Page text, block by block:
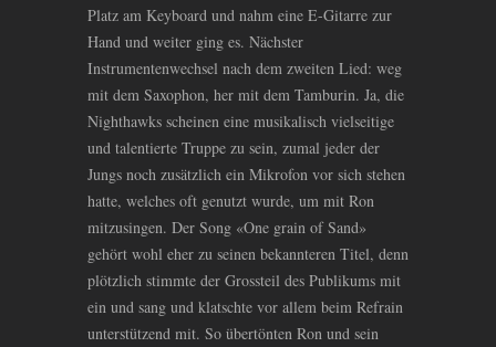
Platz am Keyboard und nahm eine E-Gitarre zur
Hand und weiter ging es. Nächster
Instrumentenwechsel nach dem zweiten Lied: weg
mit dem Saxophon, her mit dem Tamburin. Ja, die
Nighthawks scheinen eine musikalisch vielseitige
und talentierte Truppe zu sein, zumal jeder der
Jungs noch zusätzlich ein Mikrofon vor sich stehen
hatte, welches oft genutzt wurde, um mit Ron
mitzusingen. Der Song «One grain of Sand»
gehört wohl eher zu seinen bekannteren Titel, denn
plötzlich stimmte der Grossteil des Publikums mit
ein und sang und klatschte vor allem beim Refrain
unterstützend mit. So übertönten Ron und sein